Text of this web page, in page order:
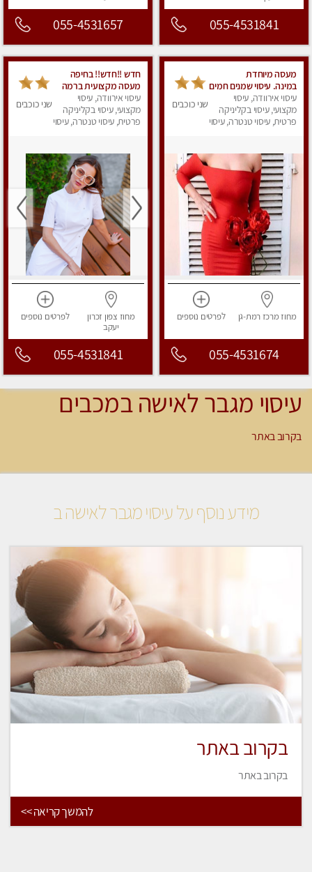
055-4531841
055-4531657
מעסה מיוחדת
במינה. עיסוי שמנים חמים
עיסוי אירוודה, עיסוי
מקצועי, עיסוי בקליניקה
פרטית, עיסוי טנטרה, עיסוי
שני כוכבים
מחוז מרכז רמת-גן לפרטים נוספים
055-4531674
חדש !!חדש!! בחיפה
מעסה מקצועית ברמה
גבוה
עיסוי אירוודה, עיסוי
מקצועי, עיסוי בקליניקה
פרטית, עיסוי טנטרה, עיסוי
שני כוכבים
מחוז צפון זכרון
יעקב
לפרטים נוספים
055-4531841
עיסוי מגבר לאישה במכבים
בקרוב באתר
מידע נוסף על עיסוי מגבר לאישה ב
בקרוב באתר
בקרוב באתר
להמשך קריאה >>